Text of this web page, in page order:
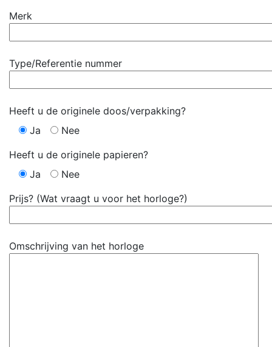
Merk
Type/Referentie nummer
Heeft u de originele doos/verpakking?
Ja
Nee
Heeft u de originele papieren?
Ja
Nee
Prijs? (Wat vraagt u voor het horloge?)
Omschrijving van het horloge